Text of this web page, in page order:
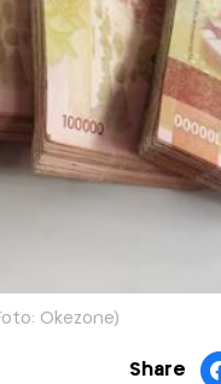
Okezone)
Share